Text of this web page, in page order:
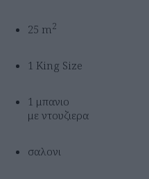
25 m2
1 King Size
1 μπανιο
με ντουζιερα
σαλονι